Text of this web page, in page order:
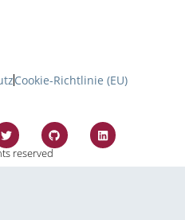
Cookie-Richtlinie (EU)
reserved